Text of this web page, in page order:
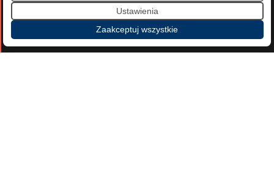
ul. Wybrzeże Gdyńskie 4
01-531 Warszawa
tel.:+48 (22) 560 37 00
Ustawienia
Zaakceptuj wszystkie